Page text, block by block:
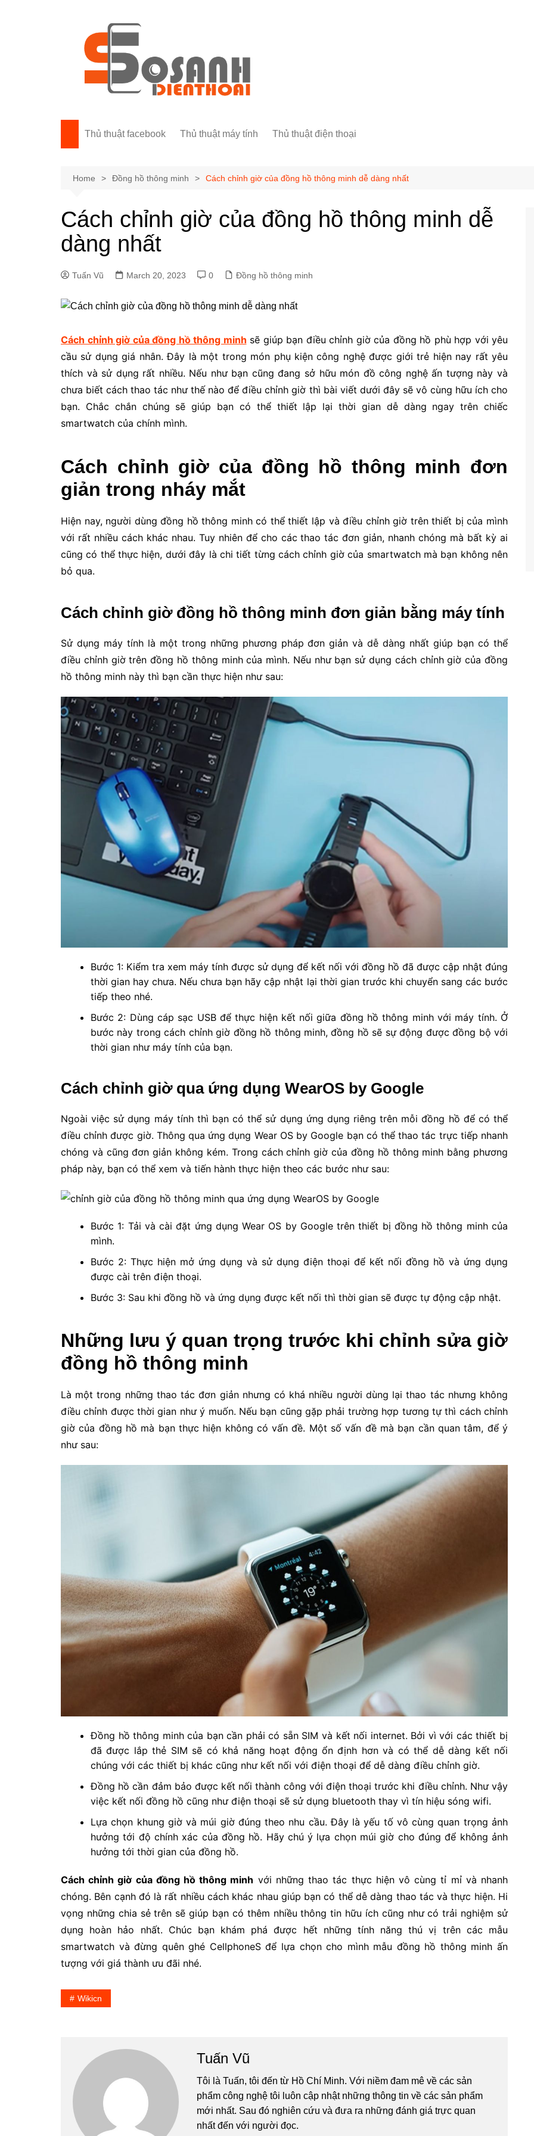
Thủ thuật facebook Thủ thuật máy tính Thủ thuật điện thoại
Home Đồng hồ thông minh Cách chỉnh giờ của đồng hồ thông minh dễ dàng nhất
Cách chỉnh giờ của đồng hồ thông minh dễ
dàng nhất
Tuấn Vũ March 20, 2023 0 Đồng hồ thông minh
Cách chỉnh giờ của đồng hồ thông minh sẽ giúp bạn điều chỉnh giờ của đồng hồ phù hợp với yêu
cầu sử dụng giá nhân. Đây là một trong món phụ kiện công nghệ được giới trẻ hiện nay rất yêu
thích và sử dụng rất nhiều. Nếu như bạn cũng đang sở hữu món đồ công nghệ ấn tượng này và
chưa biết cách thao tác như thế nào để điều chỉnh giờ thì bài viết dưới đây sẽ vô cùng hữu ích cho
bạn. Chắc chắn chúng sẽ giúp bạn có thể thiết lập lại thời gian dễ dàng ngay trên chiếc
smartwatch của chính mình.
Cách chỉnh giờ của đồng hồ thông minh đơn
giản trong nháy mắt
Hiện nay, người dùng đồng hồ thông minh có thể thiết lập và điều chỉnh giờ trên thiết bị của mình
với rất nhiều cách khác nhau. Tuy nhiên để cho các thao tác đơn giản, nhanh chóng mà bất kỳ ai
cũng có thể thực hiện, dưới đây là chi tiết từng cách chỉnh giờ của smartwatch mà bạn không nên
bỏ qua.
Cách chỉnh giờ đồng hồ thông minh đơn giản bằng máy tính
Sử dụng máy tính là một trong những phương pháp đơn giản và dễ dàng nhất giúp bạn có thể
điều chỉnh giờ trên đồng hồ thông minh của mình. Nếu như bạn sử dụng cách chỉnh giờ của đồng
hồ thông minh này thì bạn cần thực hiện như sau:
Bước 1: Kiểm tra xem máy tính được sử dụng để kết nối với đồng hồ đã được cập nhật đúng
thời gian hay chưa. Nếu chưa bạn hãy cập nhật lại thời gian trước khi chuyển sang các bước
tiếp theo nhé.
Bước 2: Dùng cáp sạc USB để thực hiện kết nối giữa đồng hồ thông minh với máy tính. Ở
bước này trong cách chỉnh giờ đồng hồ thông minh, đồng hồ sẽ sự động được đồng bộ với
thời gian như máy tính của bạn.
Cách chỉnh giờ qua ứng dụng WearOS by Google
Ngoài việc sử dụng máy tính thì bạn có thể sử dụng ứng dụng riêng trên mỗi đồng hồ để có thể
điều chỉnh được giờ. Thông qua ứng dụng Wear OS by Google bạn có thể thao tác trực tiếp nhanh
chóng và cũng đơn giản không kém. Trong cách chỉnh giờ của đồng hồ thông minh bằng phương
pháp này, bạn có thể xem và tiến hành thực hiện theo các bước như sau:
Bước 1: Tải và cài đặt ứng dụng Wear OS by Google trên thiết bị đồng hồ thông minh của
mình.
Bước 2: Thực hiện mở ứng dụng và sử dụng điện thoại để kết nối đồng hồ và ứng dụng
được cài trên điện thoại.
Bước 3: Sau khi đồng hồ và ứng dụng được kết nối thì thời gian sẽ được tự động cập nhật.
Những lưu ý quan trọng trước khi chỉnh sửa giờ
đồng hồ thông minh
Là một trong những thao tác đơn giản nhưng có khá nhiều người dùng lại thao tác nhưng không
điều chỉnh được thời gian như ý muốn. Nếu bạn cũng gặp phải trường hợp tương tự thì cách chỉnh
giờ của đồng hồ mà bạn thực hiện không có vấn đề. Một số vấn đề mà bạn cần quan tâm, để ý
như sau:
Đồng hồ thông minh của bạn cần phải có sẵn SIM và kết nối internet. Bởi vì với các thiết bị
đã được lắp thẻ SIM sẽ có khả năng hoạt động ổn định hơn và có thể dễ dàng kết nối
chúng với các thiết bị khác cũng như kết nối với điện thoại để dễ dàng điều chỉnh giờ.
Đồng hồ cần đảm bảo được kết nối thành công với điện thoại trước khi điều chỉnh. Như vậy
việc kết nối đồng hồ cũng như điện thoại sẽ sử dụng bluetooth thay vì tín hiệu sóng wifi.
Lựa chọn khung giờ và múi giờ đúng theo nhu cầu. Đây là yếu tố vô cùng quan trọng ảnh
hưởng tới độ chính xác của đồng hồ. Hãy chú ý lựa chọn múi giờ cho đúng để không ảnh
hưởng tới thời gian của đồng hồ.
Cách chỉnh giờ của đồng hồ thông minh với những thao tác thực hiện vô cùng tỉ mỉ và nhanh
chóng. Bên cạnh đó là rất nhiều cách khác nhau giúp bạn có thể dễ dàng thao tác và thực hiện. Hi
vọng những chia sẻ trên sẽ giúp bạn có thêm nhiều thông tin hữu ích cũng như có trải nghiệm sử
dụng hoàn hảo nhất. Chúc bạn khám phá được hết những tính năng thú vị trên các mẫu
smartwatch và đừng quên ghé CellphoneS để lựa chọn cho mình mẫu đồng hồ thông minh ấn
tượng với giá thành ưu đãi nhé.
Wikicn
Tuấn Vũ
Tôi là Tuấn, tôi đến từ Hồ Chí Minh. Với niềm đam mê về các sản
phẩm công nghệ tôi luôn cập nhật những thông tin về các sản phẩm
mới nhất. Sau đó nghiên cứu và đưa ra những đánh giá trực quan
nhất đến với người đọc.